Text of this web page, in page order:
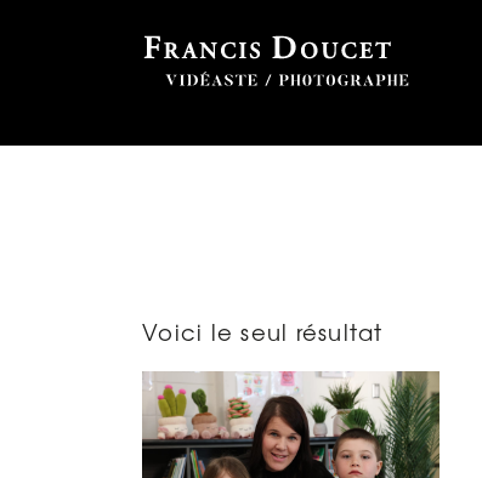
Voici le seul résultat